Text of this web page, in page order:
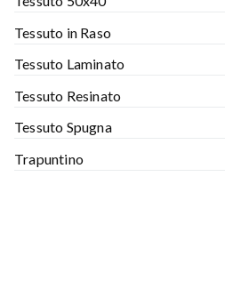
Tessuto in Raso
Tessuto Laminato
Tessuto Resinato
Tessuto Spugna
Trapuntino